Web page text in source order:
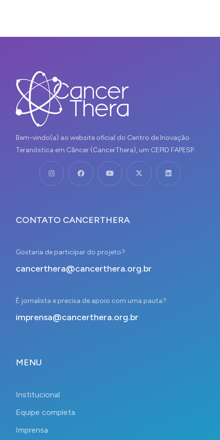
Bem-vindo(a) ao website oficial do Centro de Inovação
Teranóstica em Câncer (CancerThera), um CEPID FAPESP.
CONTATO CANCERTHERA
Gostaria de participar do projeto?
cancerthera@cancerthera.org.br
É jornalista e precisa de apoio com uma pauta?
imprensa@cancerthera.org.br
MENU
Institucional
Equipe completa
Imprensa